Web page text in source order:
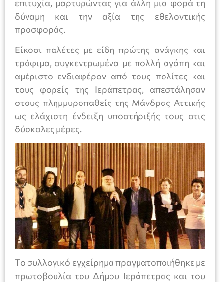
επιτυχία, μαρτυρώντας για άλλη μια φορά τη
δύναμη και την αξία της εθελοντικής
προσφοράς.
Είκοσι παλέτες με είδη πρώτης ανάγκης και
τρόφιμα, συγκεντρωμένα με πολλή αγάπη και
αμέριστο ενδιαφέρον από τους πολίτες και
τους φορείς της Ιεράπετρας, απεστάλησαν
στους πλημμυροπαθείς της Μάνδρας Αττικής
ως ελάχιστη ένδειξη υποστήριξής τους στις
δύσκολες μέρες.
Το συλλογικό εγχείρημα πραγματοποιήθηκε με
πρωτοβουλία του Δήμου Ιεράπετρας και του